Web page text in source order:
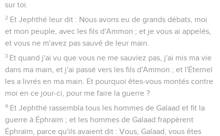
sur toi.
2 Et Jephthé leur dit : Nous avons eu de grands débats, moi
et mon peuple, avec les fils d'Ammon ; et je vous ai appelés,
et vous ne m'avez pas sauvé de leur main.
3 Et quand j'ai vu que vous ne me sauviez pas, j'ai mis ma vie
dans ma main, et j'ai passé vers les fils d'Ammon ; et l'Éternel
les a livrés en ma main. Et pourquoi êtes-vous montés contre
moi en ce jour-ci, pour me faire la guerre ?
4 Et Jephthé rassembla tous les hommes de Galaad et fit la
guerre à Éphraïm ; et les hommes de Galaad frappèrent
Éphraïm, parce qu'ils avaient dit : Vous, Galaad, vous êtes